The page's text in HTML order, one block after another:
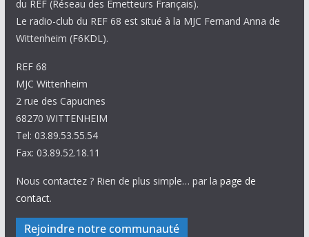
du REF (Réseau des Emetteurs Français).
Le radio-club du REF 68 est situé à la MJC Fernand Anna de
Wittenheim (F6KDL).
REF 68
MJC Wittenheim
2 rue des Capucines
68270 WITTENHEIM
Tel: 03.89.53.55.54
Fax: 03.89.52.18.11
Nous contactez ? Rien de plus simple… par la page de
contact.
Rejoindre notre communauté